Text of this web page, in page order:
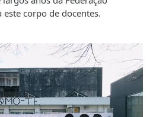
este corpo de docentes.